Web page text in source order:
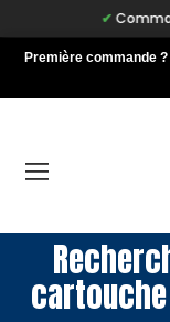
Première commande ?